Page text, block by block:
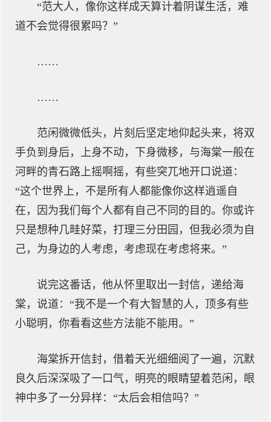
“范大人，像你这样成天算计着阴谋生活，难
道不会觉得很累吗？”
……
……
范闲微微低头，片刻后坚定地仰起头来，将双
手负到身后，上身不动，下身微移，与海棠一般在
河畔的青石路上摇啊摇，有些突兀地开口说道：
“这个世界上，不是所有人都能像你这样逍遥自
在，因为我们每个人都有自己不同的目的。你或许
只是想种几畦好菜，打理三分田园，但我必须为自
己，为身边的人考虑，考虑现在考虑将来。”
说完这番话，他从怀里取出一封信，递给海
棠，说道：“我不是一个有大智慧的人，顶多有些
小聪明，你看看这些方法能不能用。”
海棠拆开信封，借着天光细细阅了一遍，沉默
良久后深深吸了一口气，明亮的眼睛望着范闲，眼
神中多了一分异样：“太后会相信吗？”